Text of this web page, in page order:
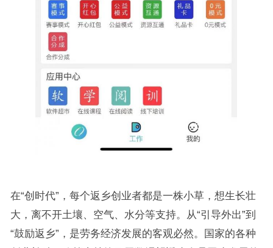
在“创时代”，每个返乡创业者都是一株小草，想生长壮
大，离不开土壤、空气、水分等支持。从“引导外出”到
“鼓励返乡”，是劳务经济发展的客观必然。国家的各种